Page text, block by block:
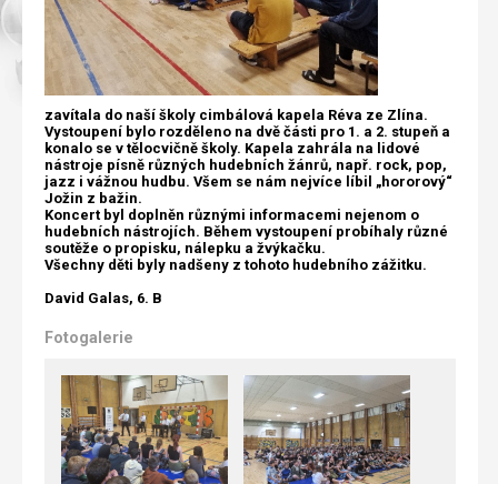
zavítala do naší školy cimbálová kapela Réva ze Zlína.
Vystoupení bylo rozděleno na dvě části pro 1. a 2. stupeň a
konalo se v tělocvičně školy. Kapela zahrála na lidové
nástroje písně různých hudebních žánrů, např. rock, pop,
jazz i vážnou hudbu. Všem se nám nejvíce líbil „hororový“
Jožin z bažin.
Koncert byl doplněn různými informacemi nejenom o
hudebních nástrojích. Během vystoupení probíhaly různé
soutěže o propisku, nálepku a žvýkačku.
Všechny děti byly nadšeny z tohoto hudebního zážitku.
David Galas, 6. B
Fotogalerie